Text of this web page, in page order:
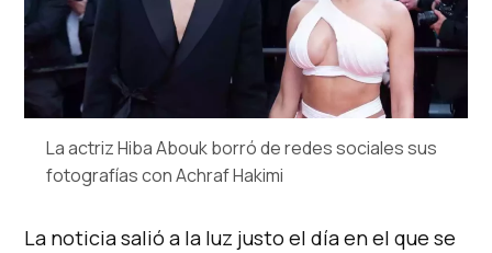
La actriz Hiba Abouk borró de redes sociales sus
fotografías con Achraf Hakimi
La noticia salió a la luz justo el día en el que se